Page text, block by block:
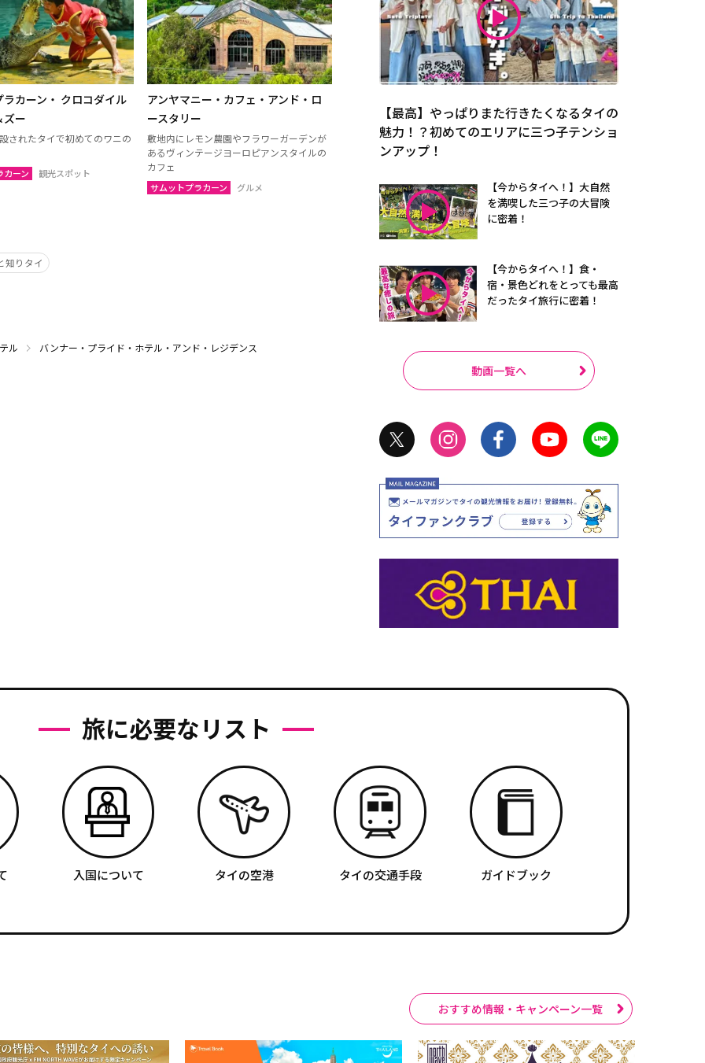
カーン・ クロコダイル
ズー
されたタイで初めてのワニの
カーン 観光スポット
アンヤマニー・カフェ・アンド・ロ
ースタリー
敷地内にレモン農園やフラワーガーデンが
あるヴィンテージヨーロピアンスタイルの
カフェ
サムットプラカーン グルメ
知りタイ
ル バンナー・プライド・ホテル・アンド・レジデンス
【最高】やっぱりまた行きたくなるタイの
魅力！？初めてのエリアに三つ子テンショ
ンアップ！
【今からタイへ！】大自然
を満喫した三つ子の大冒険
に密着！
【今からタイへ！】食・
宿・景色どれをとっても最高
だったタイ旅行に密着！
動画一覧へ
旅に必要なリスト
入国について タイの空港 タイの交通手段 ガイドブック
おすすめ情報・キャンペーン一覧